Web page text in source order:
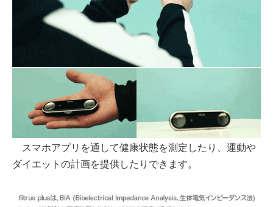
スマホアプリを通して健康状態を測定したり、運動や
ダイエットの計画を提供したりできます。